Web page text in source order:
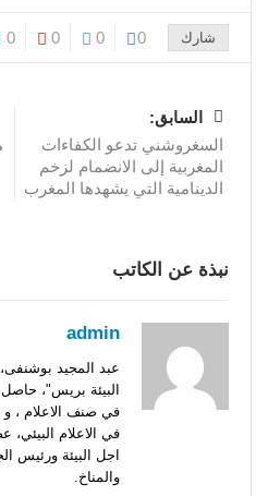
شارك 0
0
0
0
السابق:
السغروشني تدعو الكفاءات
المغربية إلى الانضمام لزخم
الدينامية التي يشهدها المغرب
نبذة عن الكاتب
admin
عبد المجيد
البيئة بريس"،
في صنف الاعلام ، و
في الاعلام
اجل البيئة ورئيس
والمناخ.